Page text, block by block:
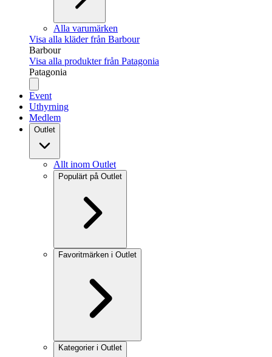
Alla varumärken
Visa alla kläder från Barbour
Barbour
Visa alla produkter från Patagonia
Patagonia
Event
Uthyrning
Medlem
Outlet
Allt inom Outlet
Populärt på Outlet
Favoritmärken i Outlet
Kategorier i Outlet